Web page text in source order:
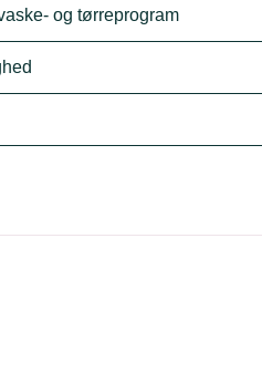
og tørreprogram